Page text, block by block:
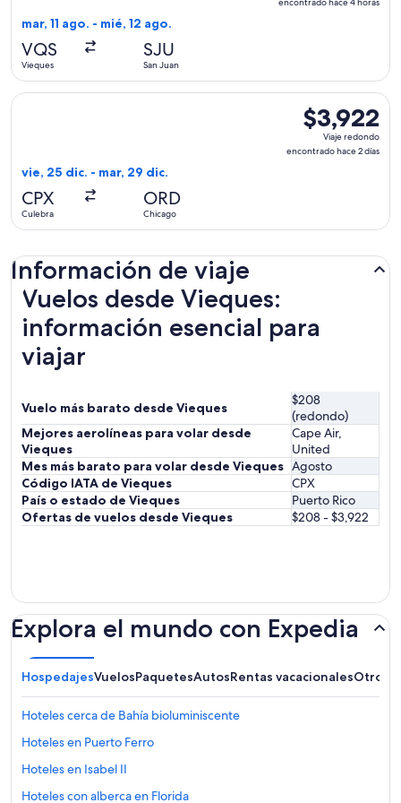
mar, 11 ago. - mié, 12 ago.
VQS
Vieques
SJU
San Juan
$3,922
Viaje
redondo,
$3,922
Viaje redondo
encontrado hace 2 días
vie, 25 dic. - mar, 29 dic.
CPX
Culebra
ORD
Chicago
Seleccionar vuelo de United, con salida el vie, 25 dic.
Información de viaje
Vuelos desde Vieques:
información esencial para
viajar
Vuelo más barato desde Vieques
$208
(redondo)
Mejores aerolíneas para volar desde
Vieques
Cape Air,
United
Mes más barato para volar desde Vieques Agosto
Código IATA de Vieques
CPX
País o estado de Vieques
Puerto Rico
Ofertas de vuelos desde Vieques
$208 - $3,922
Explora el mundo con Expedia
HospedajesVuelosPaquetesAutosRentas vacacionalesOtros
Hoteles cerca de Bahía bioluminiscente
Hoteles en Puerto Ferro
Hoteles en Isabel II
Hoteles con alberca en Florida